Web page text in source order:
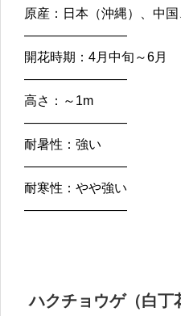
原産：日本（沖縄）、中
————————
開花時期：4月中旬～6月
————————
高さ：～1m
————————
耐暑性：強い
————————
耐寒性：やや強い
————————
ハクチョウゲ（白丁